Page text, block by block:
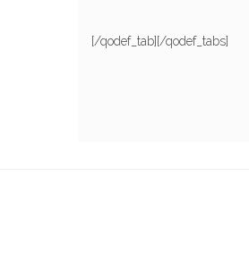
[/qodef_tab][/qodef_tabs]